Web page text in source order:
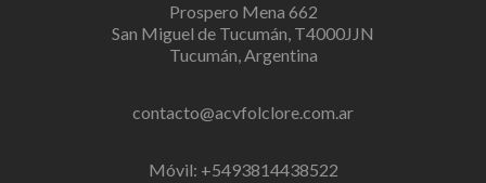
Prospero Mena 662
San Miguel de Tucumán, T4000JJN
Tucumán, Argentina
contacto@acvfolclore.com.ar
Móvil: +5493814438522